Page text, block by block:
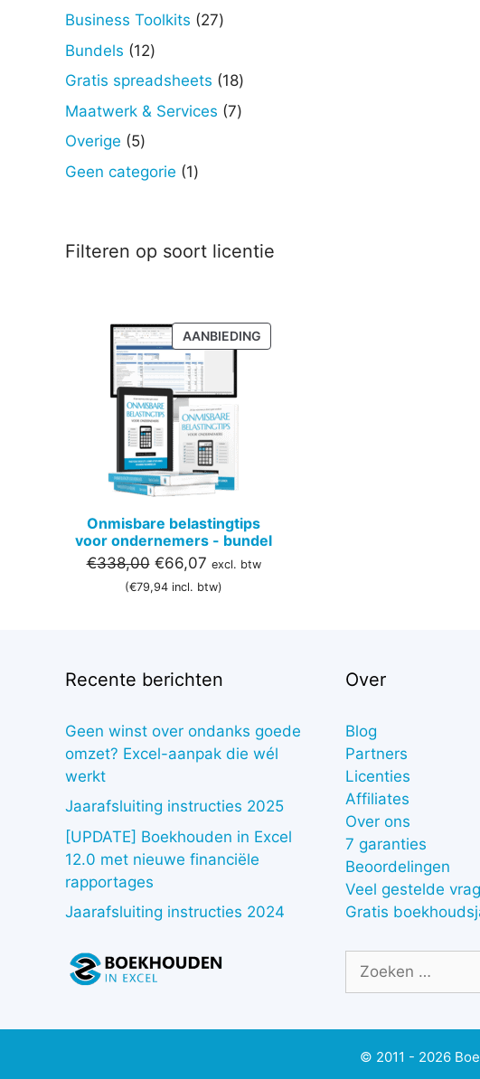
producten
Business Toolkits 2727
Bundels 1212
producten
Gratis spreadsheets 1818
producten
Maatwerk & Services 77
Overige 55
producten
Geen categorie 11
Filteren op soort licentie
AANBIEDINGPRODUCT
IN
Onmisbare belastingtips
voor ondernemers - bundel
€338,00 Oorspronkelijke
prijs
€66,07Huidige
prijs
excl. btw
(€79,94 incl. btw)
Recente berichten
Geen winst over ondanks goede
omzet? Excel-aanpak die wél
werkt
Jaarafsluiting instructies 2025
[UPDATE] Boekhouden in Excel
12.0 met nieuwe financiële
rapportages
Jaarafsluiting instructies 2024
Over
Blog
Partners
Licenties
Affiliates
Over ons
7 garanties
Beoordelingen
Veel gestelde
Gratis
naar:
© 2011 - 2026